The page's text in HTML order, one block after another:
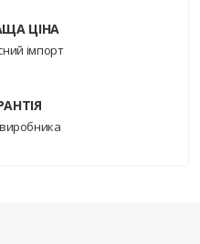
ЦІНА
імпорт